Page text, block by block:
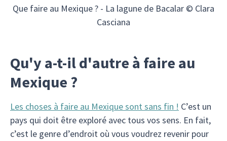
Que faire au Mexique ? - La lagune de Bacalar © Clara
Casciana
Qu'y a-t-il d'autre à faire au
Mexique ?
Les choses à faire au Mexique sont sans fin ! C’est un
pays qui doit être exploré avec tous vos sens. En fait,
c’est le genre d’endroit où vous voudrez revenir pour